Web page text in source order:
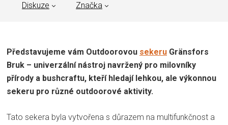
Diskuze Značka
Představujeme vám Outdoorovou sekeru Gränsfors
Bruk – univerzální nástroj navržený pro milovníky
přírody a bushcraftu, kteří hledají lehkou, ale výkonnou
sekeru pro různé outdoorové aktivity.
Tato sekera byla vytvořena s důrazem na multifunkčnost a